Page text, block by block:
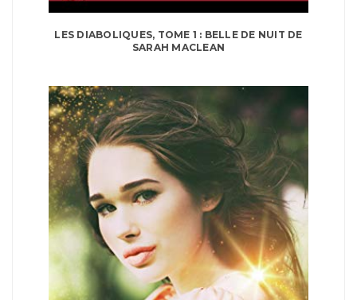
LES DIABOLIQUES, TOME 1 : BELLE DE NUIT DE
SARAH MACLEAN